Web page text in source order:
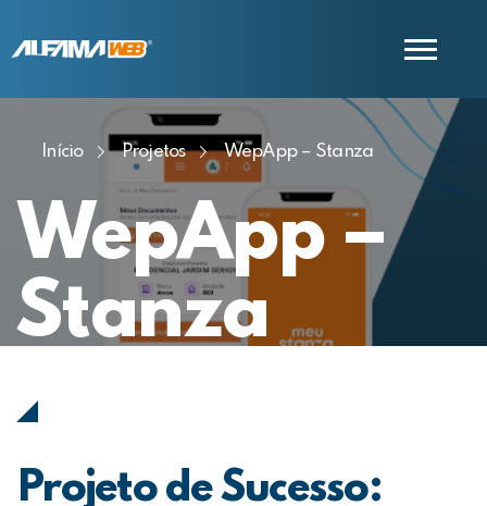
COMERCIAL
SUPORTE
Início Projetos WepApp – Stanza
WepApp –
Stanza
Projeto de Sucesso: